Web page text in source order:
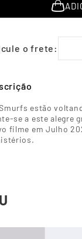
estão
se a este alegre
filme em Julho